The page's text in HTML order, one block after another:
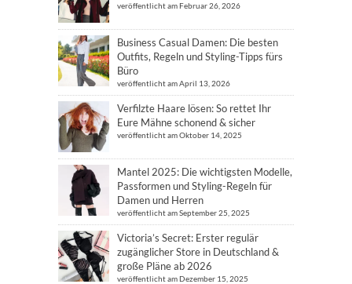
veröffentlicht am Februar 26, 2026
Business Casual Damen: Die besten
Outfits, Regeln und Styling-Tipps fürs
Büro
veröffentlicht am April 13, 2026
Verfilzte Haare lösen: So rettet Ihr
Eure Mähne schonend & sicher
veröffentlicht am Oktober 14, 2025
Mantel 2025: Die wichtigsten Modelle,
Passformen und Styling-Regeln für
Damen und Herren
veröffentlicht am September 25, 2025
Victoria’s Secret: Erster regulär
zugänglicher Store in Deutschland &
große Pläne ab 2026
veröffentlicht am Dezember 15, 2025